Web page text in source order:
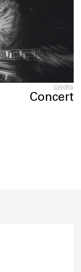
Crédits
Concert